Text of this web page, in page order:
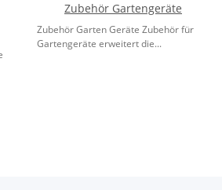
Zubehör Gartengeräte
Zubehör Garten Geräte Zubehör für
Gartengeräte erweitert die...